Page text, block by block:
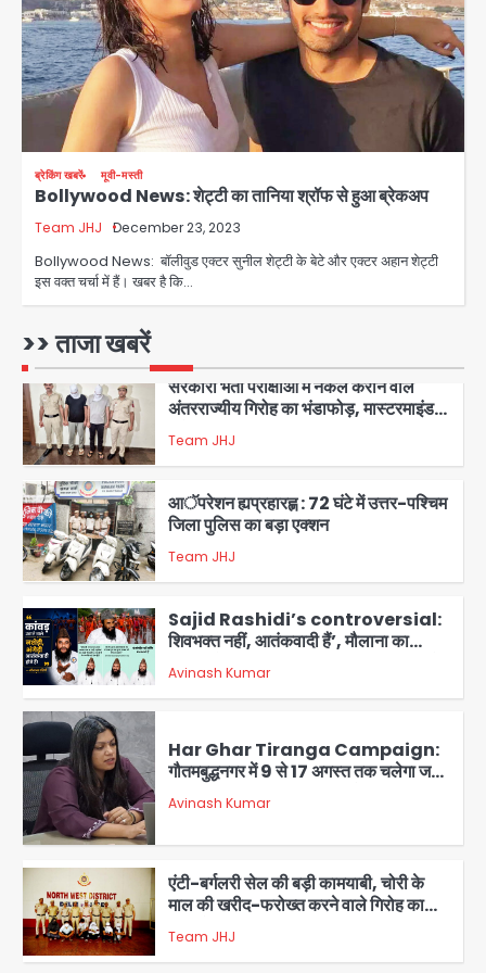
ब्रेकिंग खबरें मूवी-मस्ती
Bollywood News: शेट्टी का तानिया श्रॉफ से हुआ ब्रेकअप
Team JHJ December 23, 2023
Bollywood News: बॉलीवुड एक्टर सुनील शेट्टी के बेटे और एक्टर अहान शेट्टी
इस वक्त चर्चा में हैं। खबर है कि…
>> ताजा खबरें
5
Sajid Rashidi’s controversial:
शिवभक्त नहीं, आतंकवादी हैं’, मौलाना का
कांवड़ियों पर विवादित बयान, BJP विधायक ने
कराई FIR, NSA की मांग
Avinash Kumar
Har Ghar Tiranga Campaign:
गौतमबुद्धनगर में 9 से 17 अगस्त तक चलेगा जन-
जागरूकता महाअभियान, डीएम ने की समीक्षा
बैठक
Avinash Kumar
2
एंटी-बर्गलरी सेल की बड़ी कामयाबी, चोरी के
माल की खरीद-फरोख्त करने वाले गिरोह का
3
सरकारी भर्ती परीक्षाओं में नकल कराने वाले
अंतरराज्यीय गिरोह का भंडाफोड़, मास्टरमाइंड
समेत 7 गिरफ्तार
Team JHJ
4
आॅपरेशन ह्यप्रहारह्ण : 72 घंटे में उत्तर-पश्चिम
जिला पुलिस का बड़ा एक्शन
Team JHJ
5
Sajid Rashidi’s controversial:
शिवभक्त नहीं, आतंकवादी हैं’, मौलाना का
कांवड़ियों पर विवादित बयान, BJP विधायक ने
कराई FIR, NSA की मांग
Avinash Kumar
1
Har Ghar Tiranga Campaign:
गौतमबुद्धनगर में 9 से 17 अगस्त तक चलेगा जन-
जागरूकता महाअभियान, डीएम ने की समीक्षा
बैठक
Avinash Kumar
2
एंटी-बर्गलरी सेल की बड़ी कामयाबी, चोरी के
माल की खरीद-फरोख्त करने वाले गिरोह का
भंडाफोड़
Team JHJ